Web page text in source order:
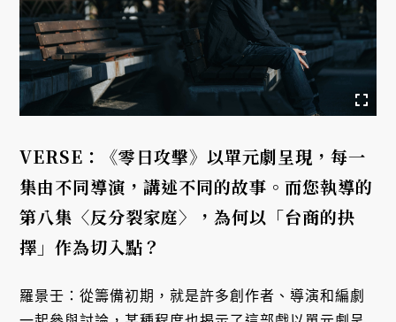
VERSE：《零日攻擊》以單元劇呈現，每一
集由不同導演，講述不同的故事。而您執導的
第八集〈反分裂家庭〉，為何以「台商的抉
擇」作為切入點？
羅景壬：從籌備初期，就是許多創作者、導演和編劇